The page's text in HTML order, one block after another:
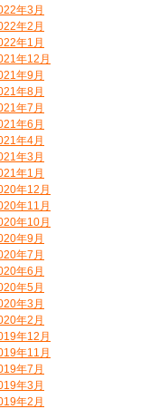
年3月
年2月
年1月
年12月
年9月
年8月
年7月
年6月
年4月
年3月
年1月
年12月
年11月
年10月
年9月
年7月
年6月
年5月
年3月
年2月
年12月
年11月
年7月
年3月
年2月